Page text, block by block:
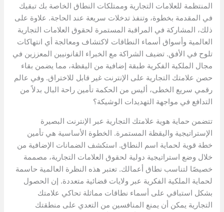
المنتظمة للعلامات التجارية وممتلكات النطاق الخاصة بك تبقيك
في المقدمة بخطوة، وتنفذ تدخلات سريعة عند الحاجة. علاوة على
ذلك، المشاركة في المراقبة المستمرة لحقوق العلامات التجارية
العالمية وأسواق أسماء النطاقات لاكتشاف ومعالجة أي انتهاكات
تلوح في الأفق. تضيف الشراكة مع الخبراء القانونيين المعززين في
مجال الملكية الفكرية طبقة إضافية من اليقظة، مما يضمن بقاء
حصن علامتك التجارية على الإنترنت غير قابل للاختراق. وفي عالم
رقمي سريع الخطى، أليس من الحكمة تأمين راحة البال بدلاً من
التدافع في مواجهة التهديدات الوشيكة؟
تتضمن حماية هوية علامتك التجارية عبر الإنترنت البصيرة
الإستراتيجية واليقظة المستمرة. الخطوة الأساسية هي تأمين
خطة قوية لحماية اسم النطاق. استكشف الضمانات الإضافية من
خلال وضع استراتيجية دولية لحقوق العلامات التجارية، مصممة
خصيصًا لتناسب نطاق أعمالك. تعتبر هذه النظرة العالمية حاسمة
لحماية الملكية الفكرية عبر ولايات قضائية متعددة. إن الحصول
بشكل استباقي على أسماء نطاقات مماثلة تحاكي علامتك
التجارية يمكن أن يمنع المنافسين من التعدي على منطقتك